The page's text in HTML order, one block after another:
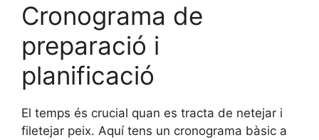
Cronograma de
preparació i
planificació
El temps és crucial quan es tracta de netejar i
filetejar peix. Aquí tens un cronograma bàsic a